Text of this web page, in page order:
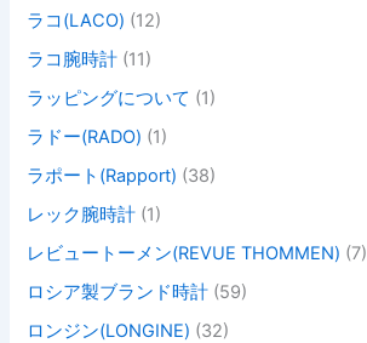
ラコ(LACO) (12)
ラコ腕時計 (11)
ラッピングについて (1)
ラドー(RADO) (1)
ラポート(Rapport) (38)
レック腕時計 (1)
レビュートーメン(REVUE THOMMEN) (7)
ロシア製ブランド時計 (59)
ロンジン(LONGINE) (32)